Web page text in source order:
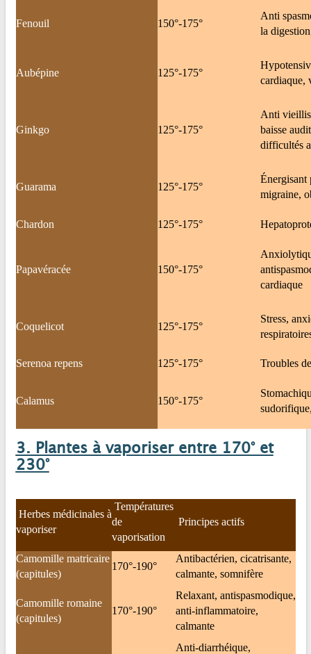
Fenouil 150°-175°
Anti
la
Aubépine 125°-175°
cardiaque,
Ginkgo 125°-175°
Anti
baisse
difficultés
Guarama 125°-175°
Énergisant
migraine,
Chardon 125°-175°
Papavéracée 150°-175°
cardiaque
Coquelicot 125°-175°
Stress,
Serenoa repens 125°-175° Troubles
Calamus 150°-175°
3. Plantes à vaporiser entre 170° et
230°
Herbes médicinales à
vaporiser
Températures
de
vaporisation
Principes actifs
Camomille matricaire
(capitules)
170°-190°
Antibactérien, cicatrisante,
calmante, somnifère
Camomille romaine
(capitules)
170°-190°
Relaxant, antispasmodique,
anti-inflammatoire,
calmante
Anti-diarrhéique,